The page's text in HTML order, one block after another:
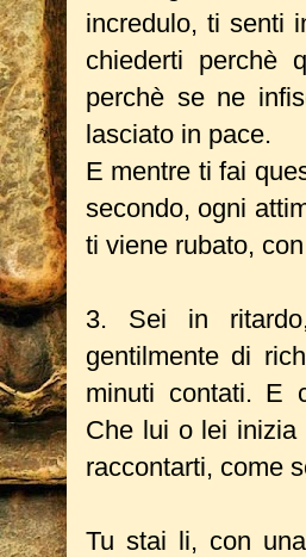
incredulo, ti senti
chiederti perchè
perchè se ne
lasciato in pace.
E mentre ti fai
secondo, ogni
ti viene rubato,
3. Sei in
gentilmente di
minuti contati. E
Che lui o lei inizia
raccontarti, come
Tu stai li, con